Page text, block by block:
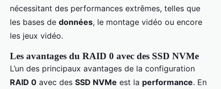
nécessitant des performances extrêmes, telles que
les bases de données, le montage vidéo ou encore
les jeux vidéo.
Les avantages du RAID 0 avec des SSD NVMe
L’un des principaux avantages de la configuration
RAID 0 avec des SSD NVMe est la performance. En